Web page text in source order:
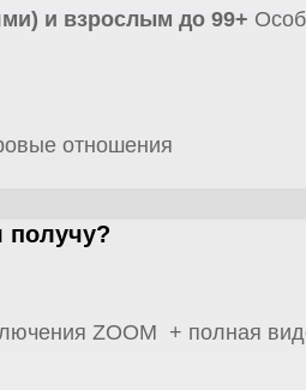
и взрослым до 99+
отношения
получу?
ZOOM + полная